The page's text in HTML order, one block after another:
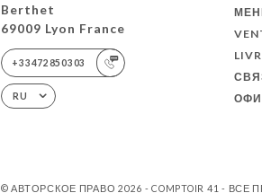
Berthet
69009 Lyon France
+33472850303
RU
© АВТОРСКОЕ ПРАВО 2026 - COMPTOIR 41 -